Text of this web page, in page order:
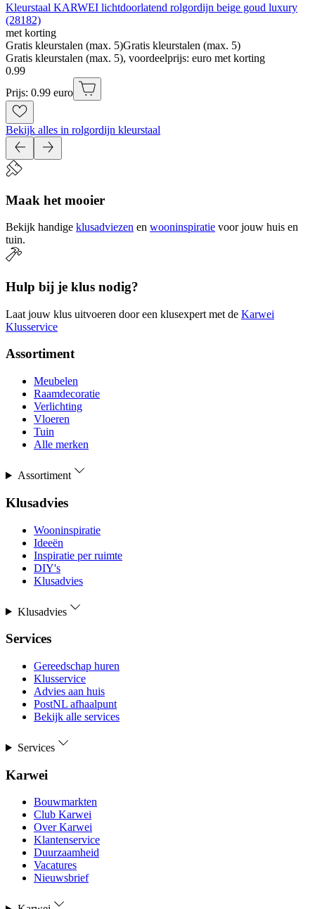
Kleurstaal KARWEI lichtdoorlatend rolgordijn beige goud luxury
(28182)
met korting
Gratis kleurstalen (max. 5)Gratis kleurstalen (max. 5)
Gratis kleurstalen (max. 5), voordeelprijs: euro met korting
0.99
Prijs: 0.99 euro
Bekijk alles in rolgordijn kleurstaal
Maak het mooier
Bekijk handige klusadviezen en wooninspiratie voor jouw huis en
tuin.
Hulp bij je klus nodig?
Laat jouw klus uitvoeren door een klusexpert met de Karwei
Klusservice
Assortiment
Meubelen
Raamdecoratie
Verlichting
Vloeren
Tuin
Alle merken
Assortiment
Klusadvies
Wooninspiratie
Ideeën
Inspiratie per ruimte
DIY's
Klusadvies
Klusadvies
Services
Gereedschap huren
Klusservice
Advies aan huis
PostNL afhaalpunt
Bekijk alle services
Services
Karwei
Bouwmarkten
Club Karwei
Over Karwei
Klantenservice
Duurzaamheid
Vacatures
Nieuwsbrief